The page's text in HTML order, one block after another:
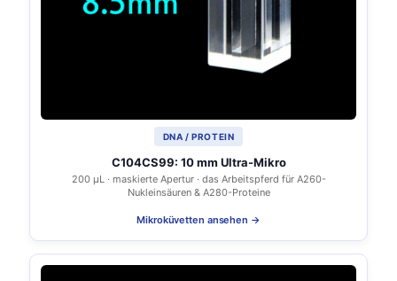
DNA / PROTEIN
C104CS99: 10 mm Ultra-Mikro
200 µL · maskierte Apertur · das Arbeitspferd für A260-
Nukleinsäuren & A280-Proteine
Mikroküvetten ansehen →